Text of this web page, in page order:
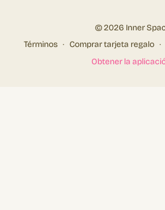
© 2026 Inner
Términos ∙ Comprar tarjeta regalo ∙
Obtener la